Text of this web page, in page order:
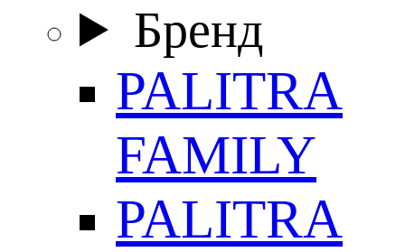
Бренд
PALITRA
FAMILY
PALITRA